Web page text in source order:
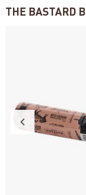
THE BASTARD